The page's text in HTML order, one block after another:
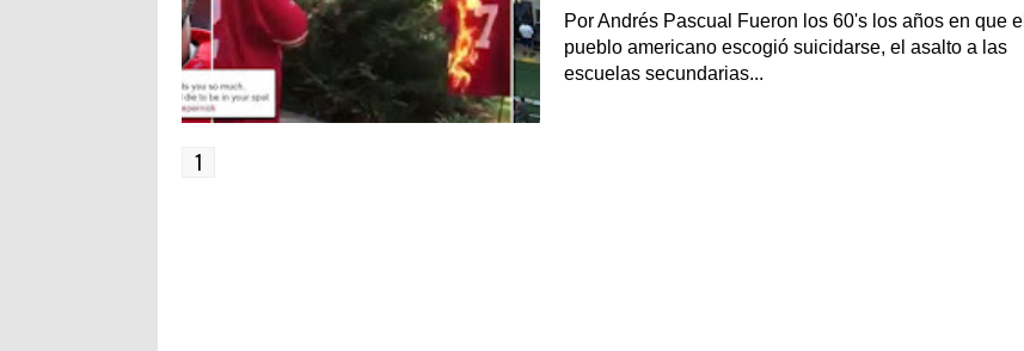
Por Andrés Pascual Fueron los 60's los años en que el
pueblo americano escogió suicidarse, el asalto a las
escuelas secundarias...
1